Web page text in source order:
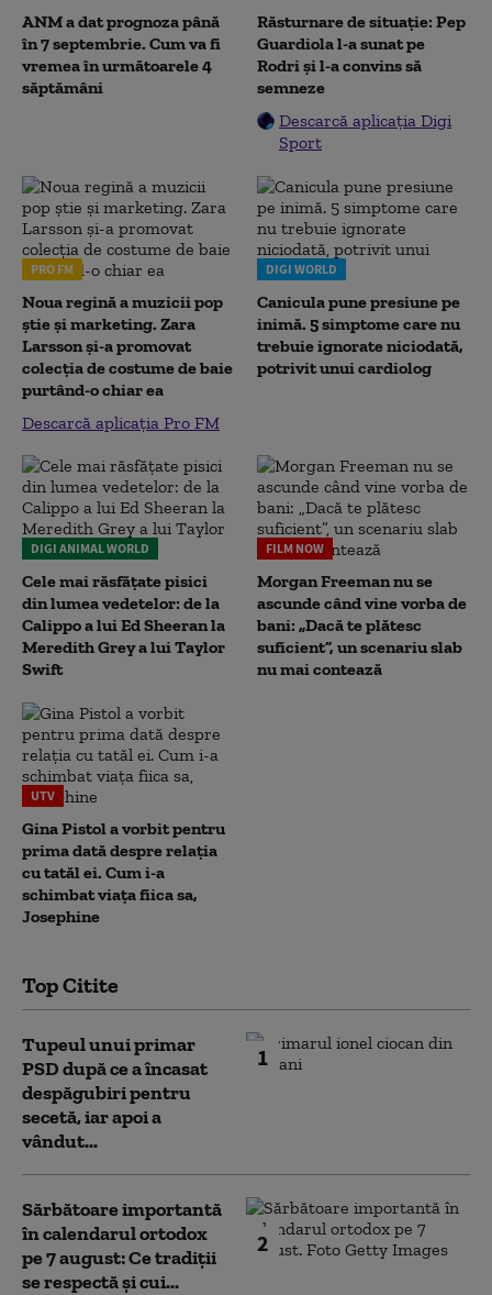
ANM a dat prognoza până
în 7 septembrie. Cum va fi
vremea în următoarele 4
săptămâni
Răsturnare de situație: Pep
Guardiola l-a sunat pe
Rodri și l-a convins să
semneze
Descarcă aplicația Digi
Sport
PRO FM
Noua regină a muzicii pop
știe și marketing. Zara
Larsson și-a promovat
colecția de costume de baie
purtând-o chiar ea
Descarcă aplicația Pro FM
DIGI WORLD
Canicula pune presiune pe
inimă. 5 simptome care nu
trebuie ignorate niciodată,
potrivit unui cardiolog
DIGI ANIMAL WORLD
Cele mai răsfățate pisici
din lumea vedetelor: de la
Calippo a lui Ed Sheeran la
Meredith Grey a lui Taylor
Swift
FILM NOW
Morgan Freeman nu se
ascunde când vine vorba de
bani: „Dacă te plătesc
suficient”, un scenariu slab
nu mai contează
UTV
Gina Pistol a vorbit pentru
prima dată despre relația
cu tatăl ei. Cum i-a
schimbat viața fiica sa,
Josephine
Top Citite
1
Tupeul unui primar
PSD după ce a încasat
despăgubiri pentru
secetă, iar apoi a
vândut...
2
Sărbătoare importantă
în calendarul ortodox
pe 7 august: Ce tradiții
se respectă și cui...